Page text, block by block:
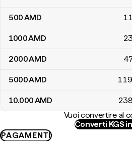
500AMD
1000AMD
2000AMD
5000AMD
10.000AMD
Vuoi convertire al
Converti KGS
PAGAMENTI